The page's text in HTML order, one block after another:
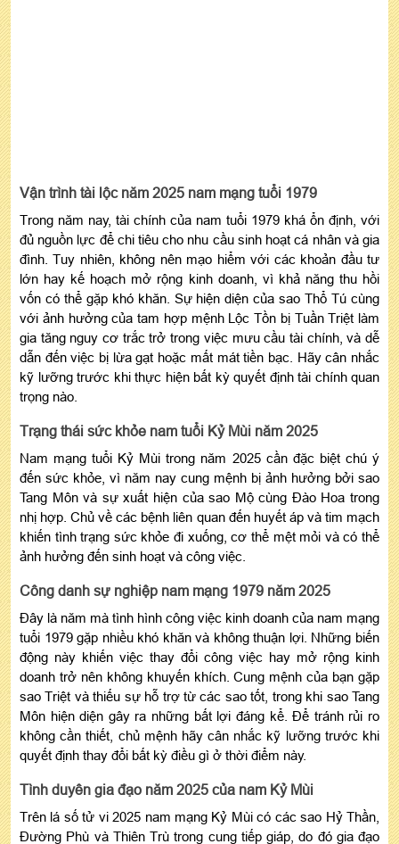
Vận trình tài lộc năm 2025 nam mạng tuổi 1979
Trong năm nay, tài chính của nam tuổi 1979 khá ổn định, với
đủ nguồn lực để chi tiêu cho nhu cầu sinh hoạt cá nhân và gia
đình. Tuy nhiên, không nên mạo hiểm với các khoản đầu tư
lớn hay kế hoạch mở rộng kinh doanh, vì khả năng thu hồi
vốn có thể gặp khó khăn. Sự hiện diện của sao Thổ Tú cùng
với ảnh hưởng của tam hợp mệnh Lộc Tồn bị Tuần Triệt làm
gia tăng nguy cơ trắc trở trong việc mưu cầu tài chính, và dễ
dẫn đến việc bị lừa gạt hoặc mất mát tiền bạc. Hãy cân nhắc
kỹ lưỡng trước khi thực hiện bất kỳ quyết định tài chính quan
trọng nào.
Trạng thái sức khỏe nam tuổi Kỷ Mùi năm 2025
Nam mạng tuổi Kỷ Mùi trong năm 2025 cần đặc biệt chú ý
đến sức khỏe, vì năm nay cung mệnh bị ảnh hưởng bởi sao
Tang Môn và sự xuất hiện của sao Mộ cùng Đào Hoa trong
nhị hợp. Chủ về các bệnh liên quan đến huyết áp và tim mạch
khiến tình trạng sức khỏe đi xuống, cơ thể mệt mỏi và có thể
ảnh hưởng đến sinh hoạt và công việc.
Công danh sự nghiệp nam mạng 1979 năm 2025
Đây là năm mà tình hình công việc kinh doanh của nam mạng
tuổi 1979 gặp nhiều khó khăn và không thuận lợi. Những biến
động này khiến việc thay đổi công việc hay mở rộng kinh
doanh trở nên không khuyến khích. Cung mệnh của bạn gặp
sao Triệt và thiếu sự hỗ trợ từ các sao tốt, trong khi sao Tang
Môn hiện diện gây ra những bất lợi đáng kể. Để tránh rủi ro
không cần thiết, chủ mệnh hãy cân nhắc kỹ lưỡng trước khi
quyết định thay đổi bất kỳ điều gì ở thời điểm này.
Tình duyên gia đạo năm 2025 của nam Kỷ Mùi
Trên lá số tử vi 2025 nam mạng Kỷ Mùi có các sao Hỷ Thần,
Đường Phù và Thiên Trù trong cung tiếp giáp, do đó gia đạo